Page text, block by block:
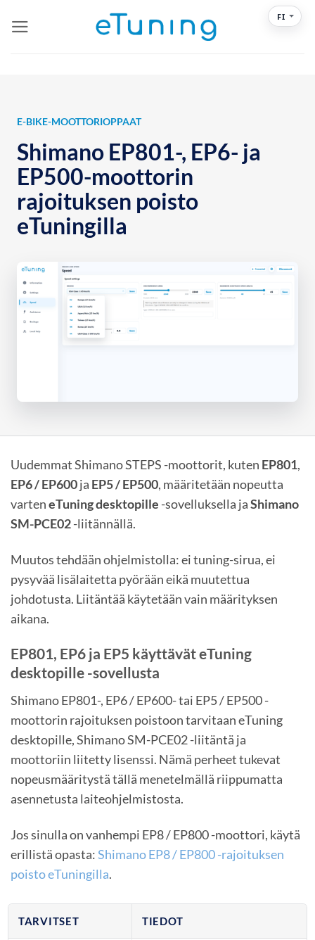
E-BIKE-MOOTTORIOPPAAT
Shimano EP801-, EP6- ja
EP500-moottorin
rajoituksen poisto
eTuningilla
Uudemmat Shimano STEPS -moottorit, kuten EP801,
EP6 / EP600ja EP5 / EP500, määritetään nopeutta
varteneTuning desktopille -sovelluksella jaShimano
SM-PCE02-liitännällä.
Muutos tehdään ohjelmistolla: ei tuning-sirua, ei
pysyvää lisälaitetta pyörään eikä muutettua
johdotusta. Liitäntää käytetään vain määrityksen
aikana.
EP801, EP6 ja EP5 käyttävät eTuning
desktopille -sovellusta
Shimano EP801-, EP6 / EP600- tai EP5 / EP500 -
moottorin rajoituksen poistoon tarvitaan eTuning
desktopille, Shimano SM-PCE02 -liitäntä ja
moottoriin liitetty lisenssi. Nämä perheet tukevat
nopeusmääritystä tällä menetelmällä riippumatta
asennetusta laiteohjelmistosta.
Jos sinulla on vanhempi EP8 / EP800 -moottori, käytä
erillistä opasta:Shimano EP8 / EP800 -rajoituksen
poisto eTuningilla.
TARVITSET TIEDOT
FI